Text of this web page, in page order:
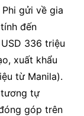
gửi về gia
đến
336 triệu
xuất khẩu
từ Manila).
tự
góp trên